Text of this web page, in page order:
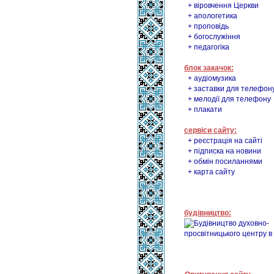
+ віровчення Церкви
+ апологетика
+ проповідь
+ богослужіння
+ педагогіка
блок закачок:
+ аудіомузика
+ заставки для
+ мелодії для телефону
+ плакати
сервіси сайту:
+ реєстрація на сайті
+ підписка на новини
+ обмін посиланнями
+ карта сайту
будівництво: